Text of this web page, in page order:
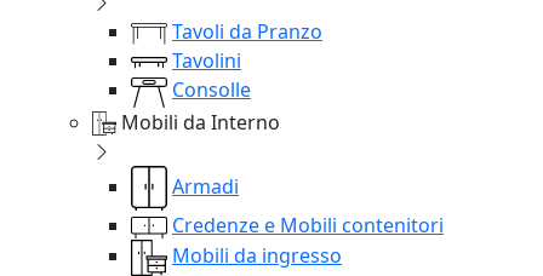
Tavoli da Pranzo
Tavolini
Consolle
Mobili da Interno
Armadi
Credenze e Mobili contenitori
Mobili da ingresso